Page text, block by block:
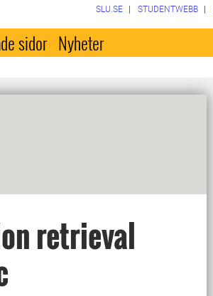
SLU.SE STUDENTWEBB
sidor Nyheter
retrieval